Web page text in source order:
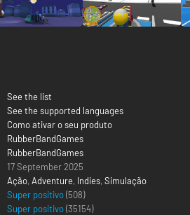
See the list
See the supported languages
Como ativar o seu produto
RubberBandGames
RubberBandGames
17 September 2025
Ação, Adventure, Indies, Simulação
Super positivo(508)
Super positivo(35154)